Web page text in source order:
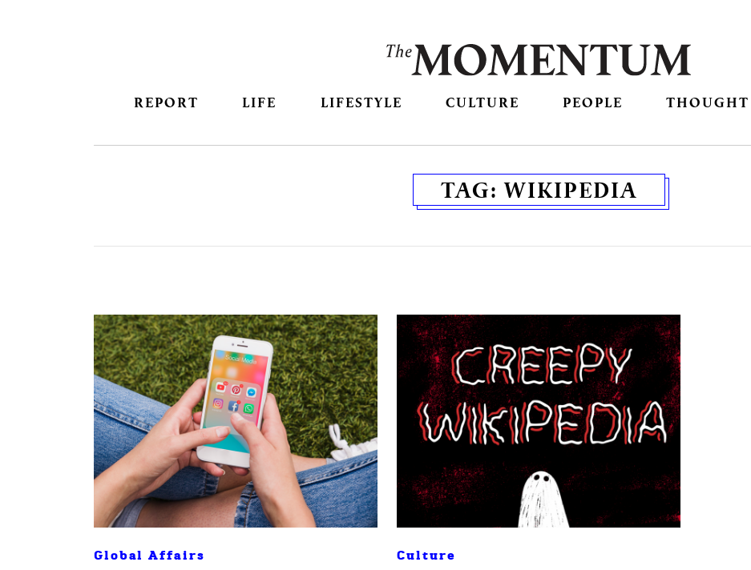
REPORT LIFE LIFESTYLE CULTURE PEOPLE THOUGHT
TAG:WIKIPEDIA
Global Affairs Culture